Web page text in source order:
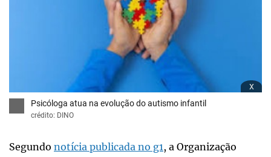
x
Psicóloga atua na evolução do autismo infantil
crédito: DINO
Segundo notícia publicada no g1, a Organização